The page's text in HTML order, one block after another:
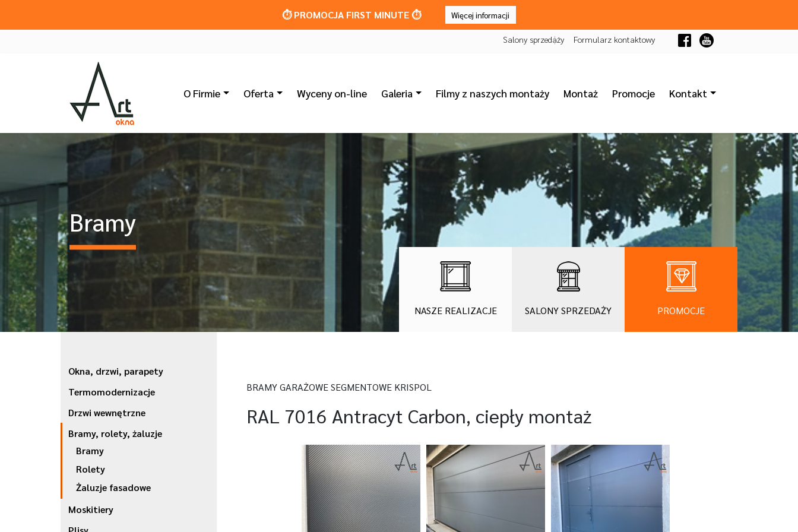
⏱️ PROMOCJA FIRST MINUTE ⏱️ Więcej informacji
Salony sprzedaży Formularz kontaktowy
O Firmie Oferta Wyceny on-line Galeria Filmy z naszych montaży Montaż Promocje Kontakt
Bramy
NASZE REALIZACJE SALONY SPRZEDAŻY PROMOCJE
Okna, drzwi, parapety
Termomodernizacje
Drzwi wewnętrzne
Bramy, rolety, żaluzje
Bramy
Rolety
Żaluzje fasadowe
Moskitiery
BRAMY GARAŻOWE SEGMENTOWE KRISPOL
RAL 7016 Antracyt Carbon, ciepły montaż